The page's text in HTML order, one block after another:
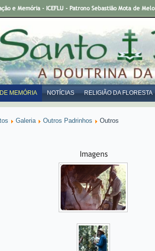
MEMÓRIA NOTÍCIAS RELIGIÃO DA FLORESTA
e Memória - ICEFLU - Patrono Sebastião Mota de Melo
Galeria Outros Padrinhos Outros
Imagens